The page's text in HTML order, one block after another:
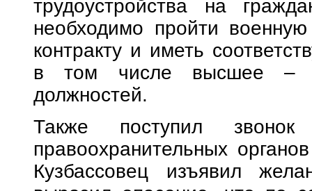
трудоустройства на
необходимо пройти
контракту и иметь
в том числе высшее –
должностей.
Также поступил
правоохранительных
Кузбассовец изъявил